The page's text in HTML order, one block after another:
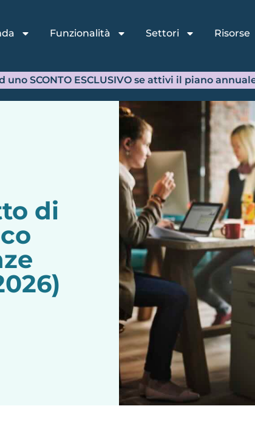
tempo indeterminato, tempo
e lavoro autonomo con Partita IVA.
contratti di lavoro
continuative (Co.co.co.)
IVA
organizzative differenti e comporta
aziendali.
indeterminato
è la forma ordinaria di lavoro
stabilità occupazionale.